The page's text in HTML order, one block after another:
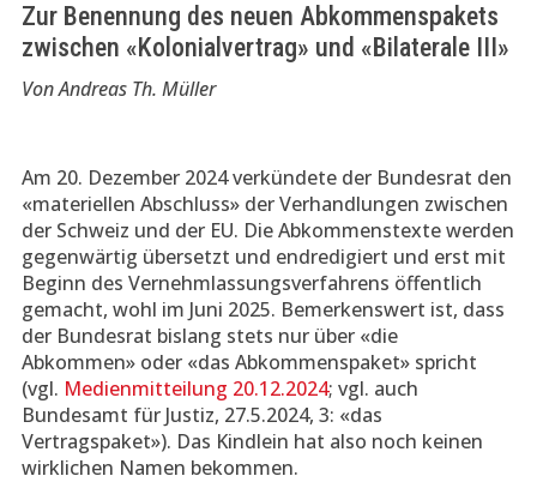
Zur Benennung des neuen Abkommenspakets
zwischen «Kolonialvertrag» und «Bilaterale III»
Von Andreas Th. Müller
Am 20. Dezember 2024 verkündete der Bundesrat den
«materiellen Abschluss» der Verhandlungen zwischen
der Schweiz und der EU. Die Abkommenstexte werden
gegenwärtig übersetzt und endredigiert und erst mit
Beginn des Vernehmlassungsverfahrens öffentlich
gemacht, wohl im Juni 2025. Bemerkenswert ist, dass
der Bundesrat bislang stets nur über «die
Abkommen» oder «das Abkommenspaket» spricht
(vgl. Medienmitteilung 20.12.2024; vgl. auch
Bundesamt für Justiz, 27.5.2024, 3: «das
Vertragspaket»). Das Kindlein hat also noch keinen
wirklichen Namen bekommen.